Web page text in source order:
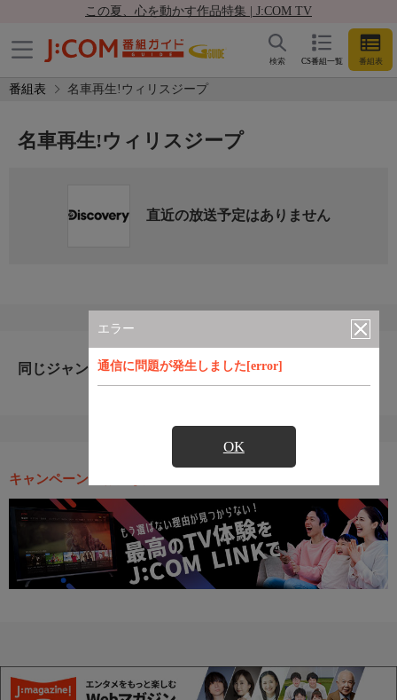
この夏、心を動かす作品特集 | J:COM TV
CS番組一覧 番組表
検索
番組表 名車再生!ウィリスジープ
エラー
通信に問題が発生しました[error]
OK
名車再生!ウィリスジープ
直近の放送予定はありません
同じジャンルのおすすめ番組
キャンペーン・お得な情報